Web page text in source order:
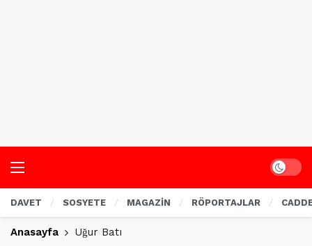
Dark
DAVET SOSYETE MAGAZİN RÖPORTAJLAR
Anasayfa Uğur Batı